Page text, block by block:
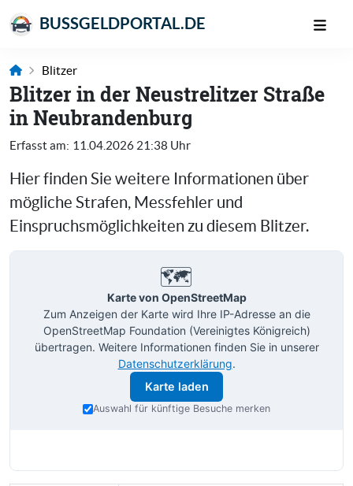
BUSSGELDPORTAL.DE
Blitzer
Blitzer in der Neustrelitzer Straße
in Neubrandenburg
Erfasst am: 11.04.2026 21:38 Uhr
Hier finden Sie weitere Informationen über
mögliche Strafen, Messfehler und
Einspruchsmöglichkeiten zu diesem Blitzer.
🗺️
Karte von OpenStreetMap
Zum Anzeigen der Karte wird Ihre IP-Adresse an die
OpenStreetMap Foundation (Vereinigtes Königreich)
übertragen. Weitere Informationen finden Sie in unserer
Datenschutzerklärung.
Karte laden
Auswahl für künftige Besuche merken